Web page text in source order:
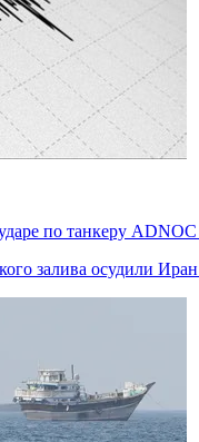
по танкеру
залива осудили